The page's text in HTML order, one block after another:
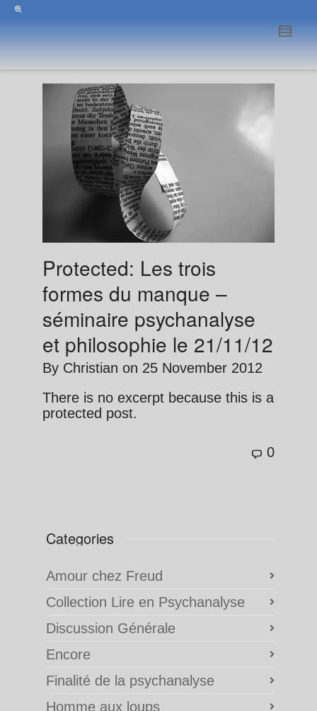
Protected: Les trois
formes du manque –
séminaire psychanalyse
et philosophie le 21/11/12
By Christian on 25 November 2012
There is no excerpt because this is a
protected post.
0
Categories
Amour chez Freud
Collection Lire en Psychanalyse
Discussion Générale
Encore
Finalité de la psychanalyse
Homme aux loups